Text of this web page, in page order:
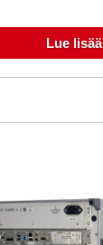
Lue lisää